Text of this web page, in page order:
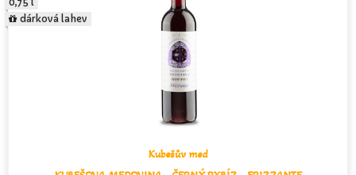
Kubešův med
dárková lahev